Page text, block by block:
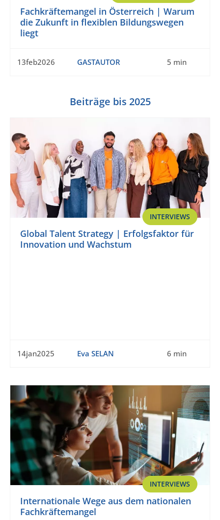
Fachkräftemangel in Österreich | Warum
die Zukunft in flexiblen Bildungswegen
liegt
13feb2026 GASTAUTOR 5 min
Beiträge bis 2025
INTERVIEWS
Global Talent Strategy | Erfolgsfaktor für
Innovation und Wachstum
14jan2025 Eva SELAN 6 min
INTERVIEWS
Internationale Wege aus dem nationalen
Fachkräftemangel